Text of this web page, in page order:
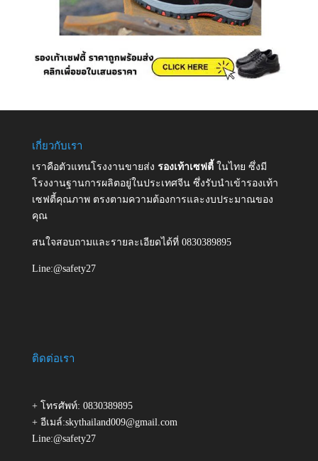
เกี่ยวกับเรา
เราคือตัวแทนโรงงานขายส่ง รองเท้าเซฟตี้ ในไทย ซึ่งมี
โรงงานฐานการผลิตอยู่ในประเทศจีน ซึ่งรับนำเข้ารองเท้า
เซฟตี้คุณภาพ ตรงตามความต้องการและงบประมาณของ
คุณ
สนใจสอบถามและรายละเอียดได้ที่ 0830389895
Line:@safety27
ติดต่อเรา
+ โทรศัพท์: 0830389895
+ อีเมล์:skythailand009@gmail.com
Line:@safety27